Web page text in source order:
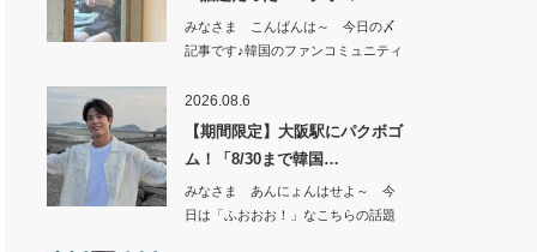
みなさま こんばんは～ 今日の〆
記事です♪韓国のファンコミュニティ
2026.08.6
【期間限定】大阪駅にパクボゴ
ム！「8/30まで韓国…
みなさま あんにょんはせよ～ 今
日は「ふおおお！」なこちらの話題